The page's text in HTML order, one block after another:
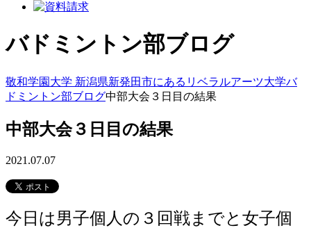
バドミントン部ブログ
敬和学園大学 新潟県新発田市にあるリベラルアーツ大学バ
ドミントン部ブログ中部大会３日目の結果
中部大会３日目の結果
2021.07.07
今日は男子個人の３回戦までと女子個